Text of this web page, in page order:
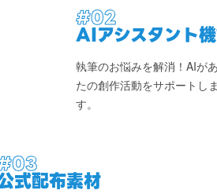
#02
AIアシスタント
執筆のお悩みを解消！AIが
たの創作活動をサポートしま
す。
式配布素材